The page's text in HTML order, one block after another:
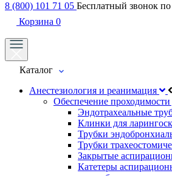
8 (800) 101 71 05 Бесплатный звонок
Корзина 0
Каталог
Анестезиология и реанимация
Обеспечение
Эндотрахеальные
Клинки для
Трубки
Трубки
Закрытые
Катетеры